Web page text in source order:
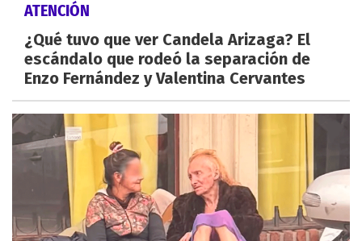
ATENCIÓN
¿Qué tuvo que ver Candela Arizaga? El
escándalo que rodeó la separación de
Enzo Fernández y Valentina Cervantes